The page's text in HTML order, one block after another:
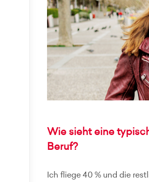
Wie sieht eine
Beruf?
Ich fliege 40 % und die